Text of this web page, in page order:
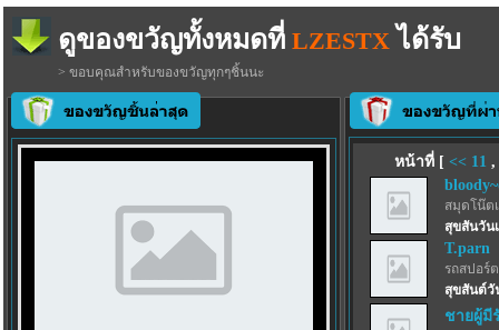
ดูของขวัญทั้งหมดที่ LZESTX ได้รับ
> ขอบคุณสำหรับของขวัญทุกๆชิ้นนะ
หน้าที่ [ << 11 ,
สมุดโน๊ต
สุขสันวัน
T.parn
รถสปอร์
สุขสันต์วั
ชายผู้มี